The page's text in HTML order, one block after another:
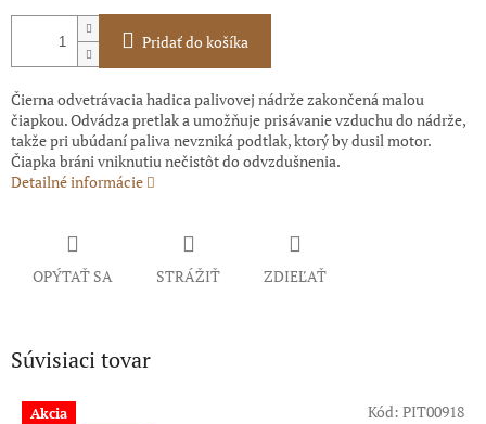
Pridať do košíka
Čierna odvetrávacia hadica palivovej nádrže zakončená malou
čiapkou. Odvádza pretlak a umožňuje prisávanie vzduchu do nádrže,
takže pri ubúdaní paliva nevzniká podtlak, ktorý by dusil motor.
Čiapka bráni vniknutiu nečistôt do odvzdušnenia.
Detailné informácie
OPÝTAŤ SA STRÁŽIŤ ZDIEĽAŤ
Súvisiaci tovar
Akcia
Kód: PIT00918